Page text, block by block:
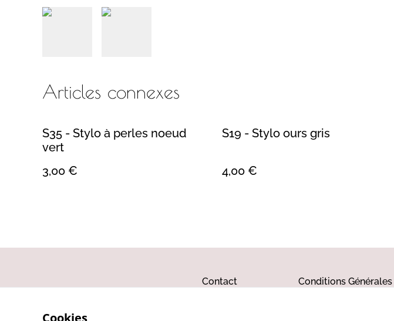
Articles connexes
S35 - Stylo à perles noeud
vert
3,00 €
S19 - Stylo ours gris
4,00 €
Contact Conditions Générales
Cookies